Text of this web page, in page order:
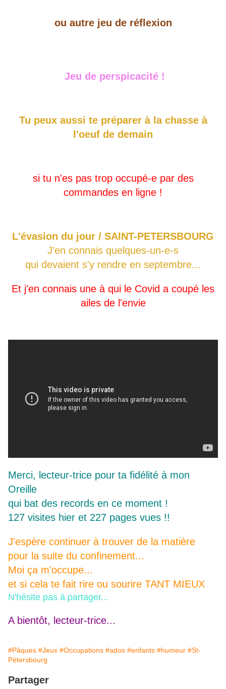
ou autre jeu de réflexion
Jeu de perspicacité !
Tu peux aussi te préparer à la chasse à
l'oeuf de demain
si tu n'es pas trop occupé-e par des
commandes en ligne !
L'évasion du jour / SAINT-PETERSBOURG
J'en connais quelques-un-e-s
qui devaient s'y rendre en septembre...
Et j'en connais une à qui le Covid a coupé les
ailes de l'envie
Merci, lecteur-trice pour ta fidélité à mon
Oreille
qui bat des records en ce moment !
127 visites hier et 227 pages vues !!
J'espère continuer à trouver de la matière
pour la suite du confinement...
Moi ça m'occupe...
et si cela te fait rire ou sourire TANT MIEUX
N'hésite pas à partager...
A bientôt, lecteur-trice...
#Pâques #Jeux #Occupations #ados #enfants #humeur #St-
Pétersbourg
Partager